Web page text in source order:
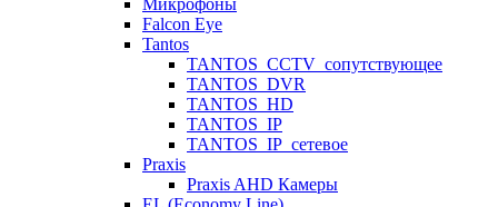
Микрофоны
Falcon Eye
Tantos
TANTOS_CCTV_сопутствующее
TANTOS_DVR
TANTOS_HD
TANTOS_IP
TANTOS_IP_сетевое
Praxis
Praxis AHD Камеры